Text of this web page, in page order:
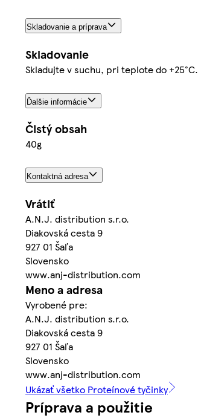
Skladovanie a príprava
Skladovanie
Skladujte v suchu, pri teplote do +25°C.
Ďalšie informácie
Čistý obsah
40g
Kontaktná adresa
Vrátiť
A.N.J. distribution s.r.o.
Diakovská cesta 9
927 01 Šaľa
Slovensko
www.anj-distribution.com
Meno a adresa
Vyrobené pre:
A.N.J. distribution s.r.o.
Diakovská cesta 9
927 01 Šaľa
Slovensko
www.anj-distribution.com
Ukázať všetko Proteínové tyčinky
Príprava a použitie